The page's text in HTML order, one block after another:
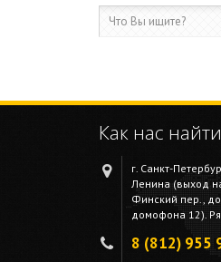
Как нас найти
г. Санкт-
Ленина (выход
Финский пер.,
домофона 12).
8 (812) 955